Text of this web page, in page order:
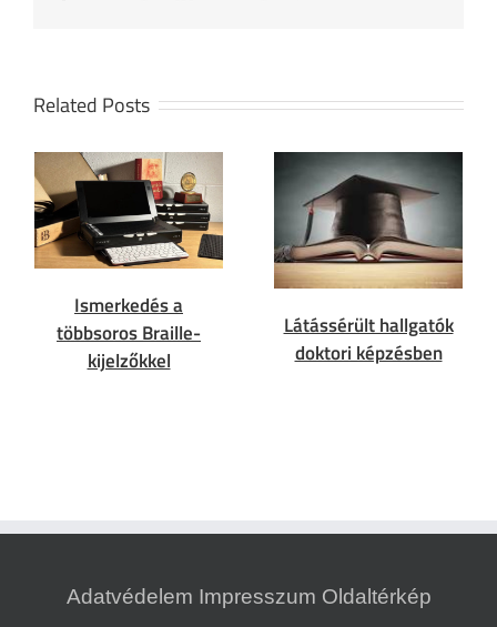
Related Posts
Ismerkedés a
többsoros Braille-
kijelzőkkel
Látássérült hallgatók
doktori képzésben
Adatvédelem Impresszum Oldaltérkép